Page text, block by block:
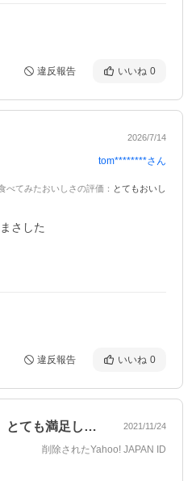
違反報告 いいね 0
2026/7/14
tom********さん
べてみたおいしさの評価 ： とてもおいし
さした
違反報告 いいね 0
量が多くておいしくて、とても満足しまし… 2021/11/24
削除されたYahoo! JAPAN ID